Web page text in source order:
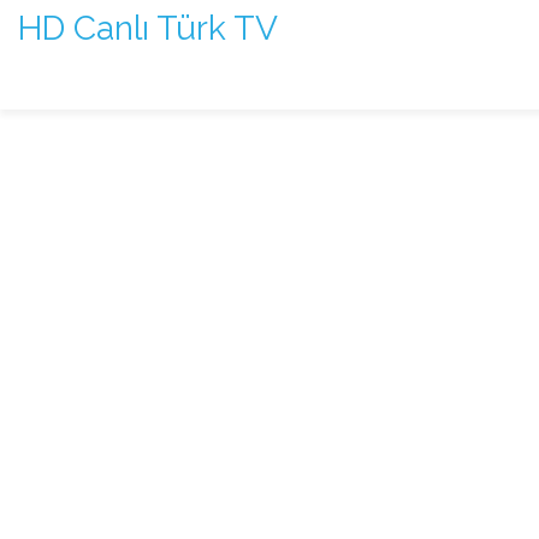
HD Canlı Türk TV